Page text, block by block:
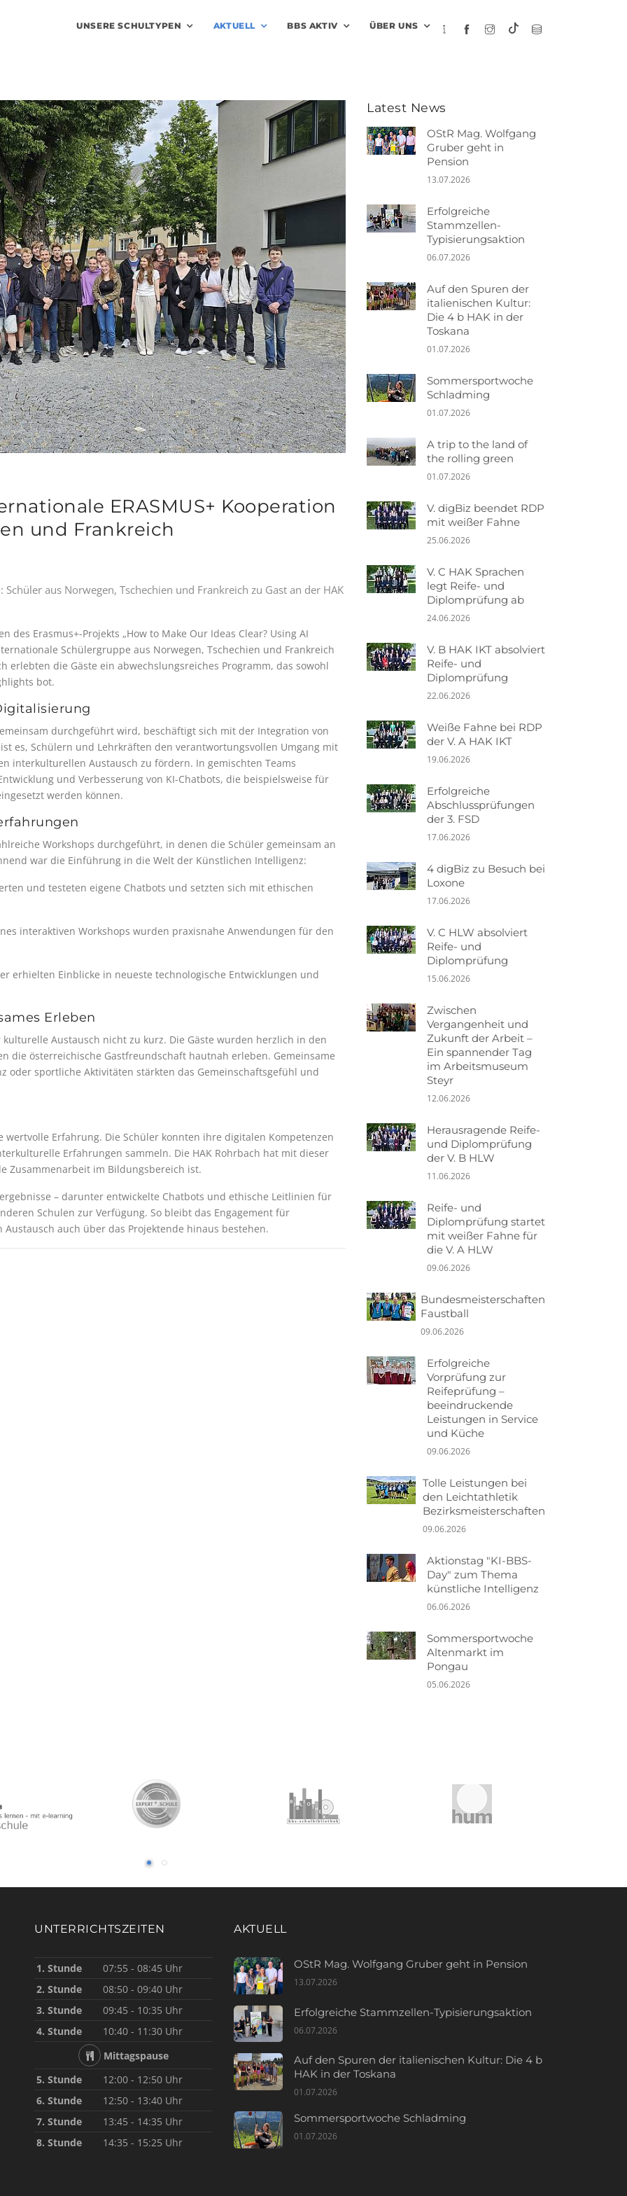
UNSERE SCHULTYPEN AKTUELL BBS AKTIV ÜBER UNS
ERASMUS+ Kooperation
und Frankreich
aus Norwegen, Tschechien und Frankreich zu Gast an der HAK
des Erasmus+-Projekts „How to Make Our Ideas Clear? Using AI
Schülergruppe aus Norwegen, Tschechien und Frankreich
erlebten die Gäste ein abwechslungsreiches Programm, das sowohl
bot.
durchgeführt wird, beschäftigt sich mit der Integration von
es, Schülern und Lehrkräften den verantwortungsvollen Umgang mit
interkulturellen Austausch zu fördern. In gemischten Teams
und Verbesserung von KI-Chatbots, die beispielsweise für
werden können.
Workshops durchgeführt, in denen die Schüler gemeinsam an
war die Einführung in die Welt der Künstlichen Intelligenz:
und testeten eigene Chatbots und setzten sich mit ethischen
interaktiven Workshops wurden praxisnahe Anwendungen für den
erhielten Einblicke in neueste technologische Entwicklungen und
Erleben
Austausch nicht zu kurz. Die Gäste wurden herzlich in den
die österreichische Gastfreundschaft hautnah erleben. Gemeinsame
oder sportliche Aktivitäten stärkten das Gemeinschaftsgefühl und
wertvolle Erfahrung. Die Schüler konnten ihre digitalen Kompetenzen
Erfahrungen sammeln. Die HAK Rohrbach hat mit dieser
Zusammenarbeit im Bildungsbereich ist.
– darunter entwickelte Chatbots und ethische Leitlinien für
Schulen zur Verfügung. So bleibt das Engagement für
auch über das Projektende hinaus bestehen.
Latest News
OStR Mag. Wolfgang
Gruber geht in
Pension
13.07.2026
Erfolgreiche
Stammzellen-
Typisierungsaktion
06.07.2026
Auf den Spuren der
italienischen Kultur:
Die 4 b HAK in der
Toskana
01.07.2026
Sommersportwoche
Schladming
01.07.2026
A trip to the land of
the rolling green
01.07.2026
V. digBiz beendet RDP
mit weißer Fahne
25.06.2026
V. C HAK Sprachen
legt Reife- und
Diplomprüfung ab
24.06.2026
V. B HAK IKT absolviert
Reife- und
Diplomprüfung
22.06.2026
Weiße Fahne bei RDP
der V. A HAK IKT
19.06.2026
Erfolgreiche
Abschlussprüfungen
der 3. FSD
17.06.2026
4 digBiz zu Besuch bei
Loxone
17.06.2026
V. C HLW absolviert
Reife- und
Diplomprüfung
15.06.2026
Zwischen
Vergangenheit und
Zukunft der Arbeit –
Ein spannender Tag
im Arbeitsmuseum
Steyr
12.06.2026
Herausragende Reife-
und Diplomprüfung
der V. B HLW
11.06.2026
Reife- und
Diplomprüfung startet
mit weißer Fahne für
die V. A HLW
09.06.2026
Bundesmeisterschaften
Faustball
09.06.2026
Erfolgreiche
Vorprüfung zur
Reifeprüfung –
beeindruckende
Leistungen in Service
und Küche
09.06.2026
Tolle Leistungen bei
den Leichtathletik
Bezirksmeisterschaften
09.06.2026
Aktionstag "KI-BBS-
Day" zum Thema
künstliche Intelligenz
06.06.2026
Sommersportwoche
Altenmarkt im
Pongau
05.06.2026
UNTERRICHTSZEITEN
1. Stunde
07:55 - 08:45 Uhr
2. Stunde
08:50 - 09:40 Uhr
3. Stunde
09:45 - 10:35 Uhr
4. Stunde
10:40 - 11:30 Uhr
Mittagspause
5. Stunde
12:00 - 12:50 Uhr
6. Stunde
12:50 - 13:40 Uhr
7. Stunde
13:45 - 14:35 Uhr
8. Stunde
14:35 - 15:25 Uhr
AKTUELL
OStR Mag. Wolfgang Gruber geht in Pension
13.07.2026
Erfolgreiche Stammzellen-Typisierungsaktion
06.07.2026
Auf den Spuren der italienischen Kultur: Die 4 b
HAK in der Toskana
01.07.2026
Sommersportwoche Schladming
01.07.2026